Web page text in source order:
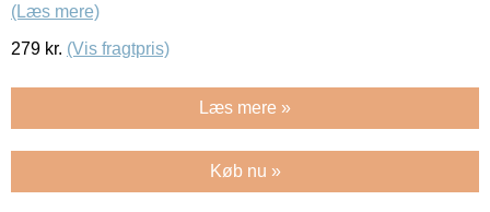
(Læs mere)
279 kr. (Vis fragtpris)
Læs mere »
Køb nu »